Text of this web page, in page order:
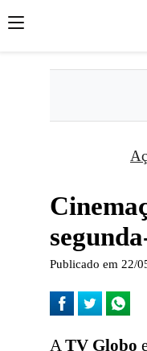
Publicado em 22/
A TV Globo